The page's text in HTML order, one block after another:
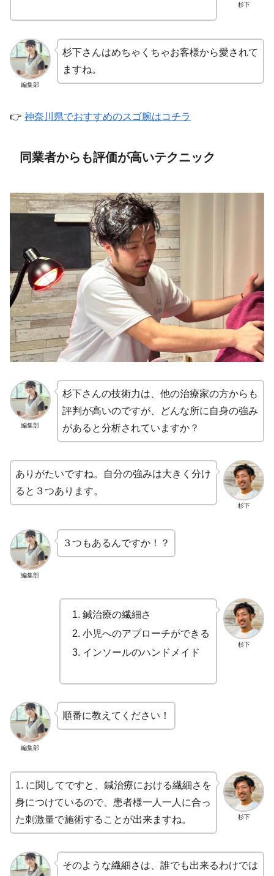
杉下
編集部
杉下さんはめちゃくちゃお客様から愛されて
ますね。
👉 神奈川県でおすすめのスゴ腕はコチラ
同業者からも評価が高いテクニック
編集部
杉下さんの技術力は、他の治療家の方からも
評判が高いのですが、どんな所に自身の強み
があると分析されていますか？
杉下
ありがたいですね。自分の強みは大きく分け
ると３つあります。
編集部
３つもあるんですか！？
杉下
鍼治療の繊細さ
小児へのアプローチができる
インソールのハンドメイド
編集部
順番に教えてください！
杉下
1. に関してですと、鍼治療における繊細さを
身につけているので、患者様一人一人に合っ
た刺激量で施術することが出来ますね。
そのような繊細さは、誰でも出来るわけでは